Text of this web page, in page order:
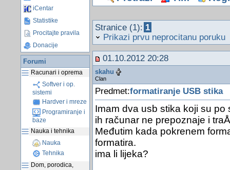
iCentar
Statistike
Procitajte pravila
Donacije
Forumi
Racunari i oprema
Softver i op.
sistemi
Hardver i mreze
Programiranje i
baze
Nauka i tehnika
Nauka
Tehnika
Dom, porodica,
Stranice (1): 1
Prikazi prvu neprocitanu poruku
01.10.2012 20:28
skahu
Clan
Predmet:formatiranje USB stika
Imam dva usb stika koji su po
ih računar ne prepoznaje i
Međutim kada pokrenem
formatira.
ima li lijeka?